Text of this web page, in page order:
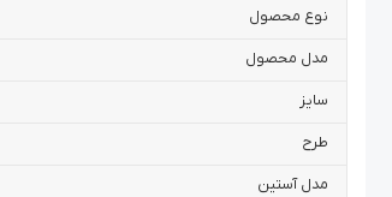
نوع محصول
مدل محصول
سایز
طرح
مدل آستین